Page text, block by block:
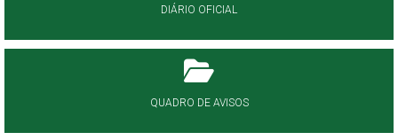
DIÁRIO OFICIAL
QUADRO DE AVISOS